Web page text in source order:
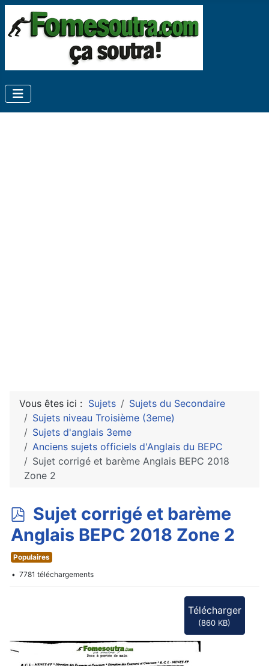
Vous êtes ici : Sujets
Sujets du Secondaire
Sujets niveau Troisième (3eme)
Sujets d'anglais 3eme
Anciens sujets officiels d'Anglais du BEPC
Sujet corrigé et barème Anglais BEPC 2018
Zone 2
p
d
f
Sujet corrigé et barème
Anglais BEPC 2018 Zone 2
Populaires
7781 téléchargements
Télécharger
(860 KB)